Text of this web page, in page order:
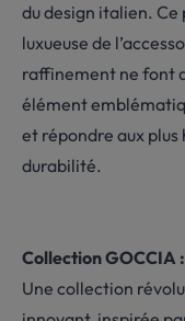
du design italien.
luxueuse de
raffinement ne font
élément
et répondre aux
durabilité.
Collection GOCCIA :
Une collection